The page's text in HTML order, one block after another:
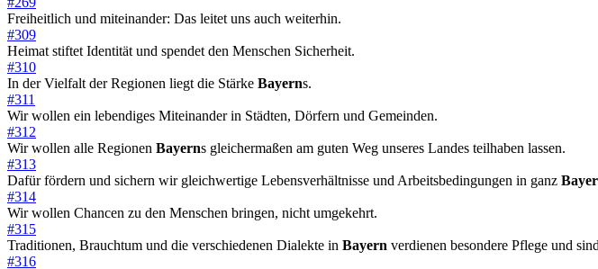
Freiheitlich und miteinander: Das leitet uns auch weiterhin.
#309
Heimat stiftet Identität und spendet den Menschen Sicherheit.
#310
In der Vielfalt der Regionen liegt die Stärke Bayerns.
#311
Wir wollen ein lebendiges Miteinander in Städten, Dörfern und Gemeinden.
#312
Wir wollen alle Regionen Bayerns gleichermaßen am guten Weg unseres Landes teilhaben lassen.
#313
Dafür fördern und sichern wir gleichwertige Lebensverhältnisse und Arbeitsbedingungen in ganz
#314
Wir wollen Chancen zu den Menschen bringen, nicht umgekehrt.
#315
Traditionen, Brauchtum und die verschiedenen Dialekte in Bayern verdienen besondere Pflege und
#316